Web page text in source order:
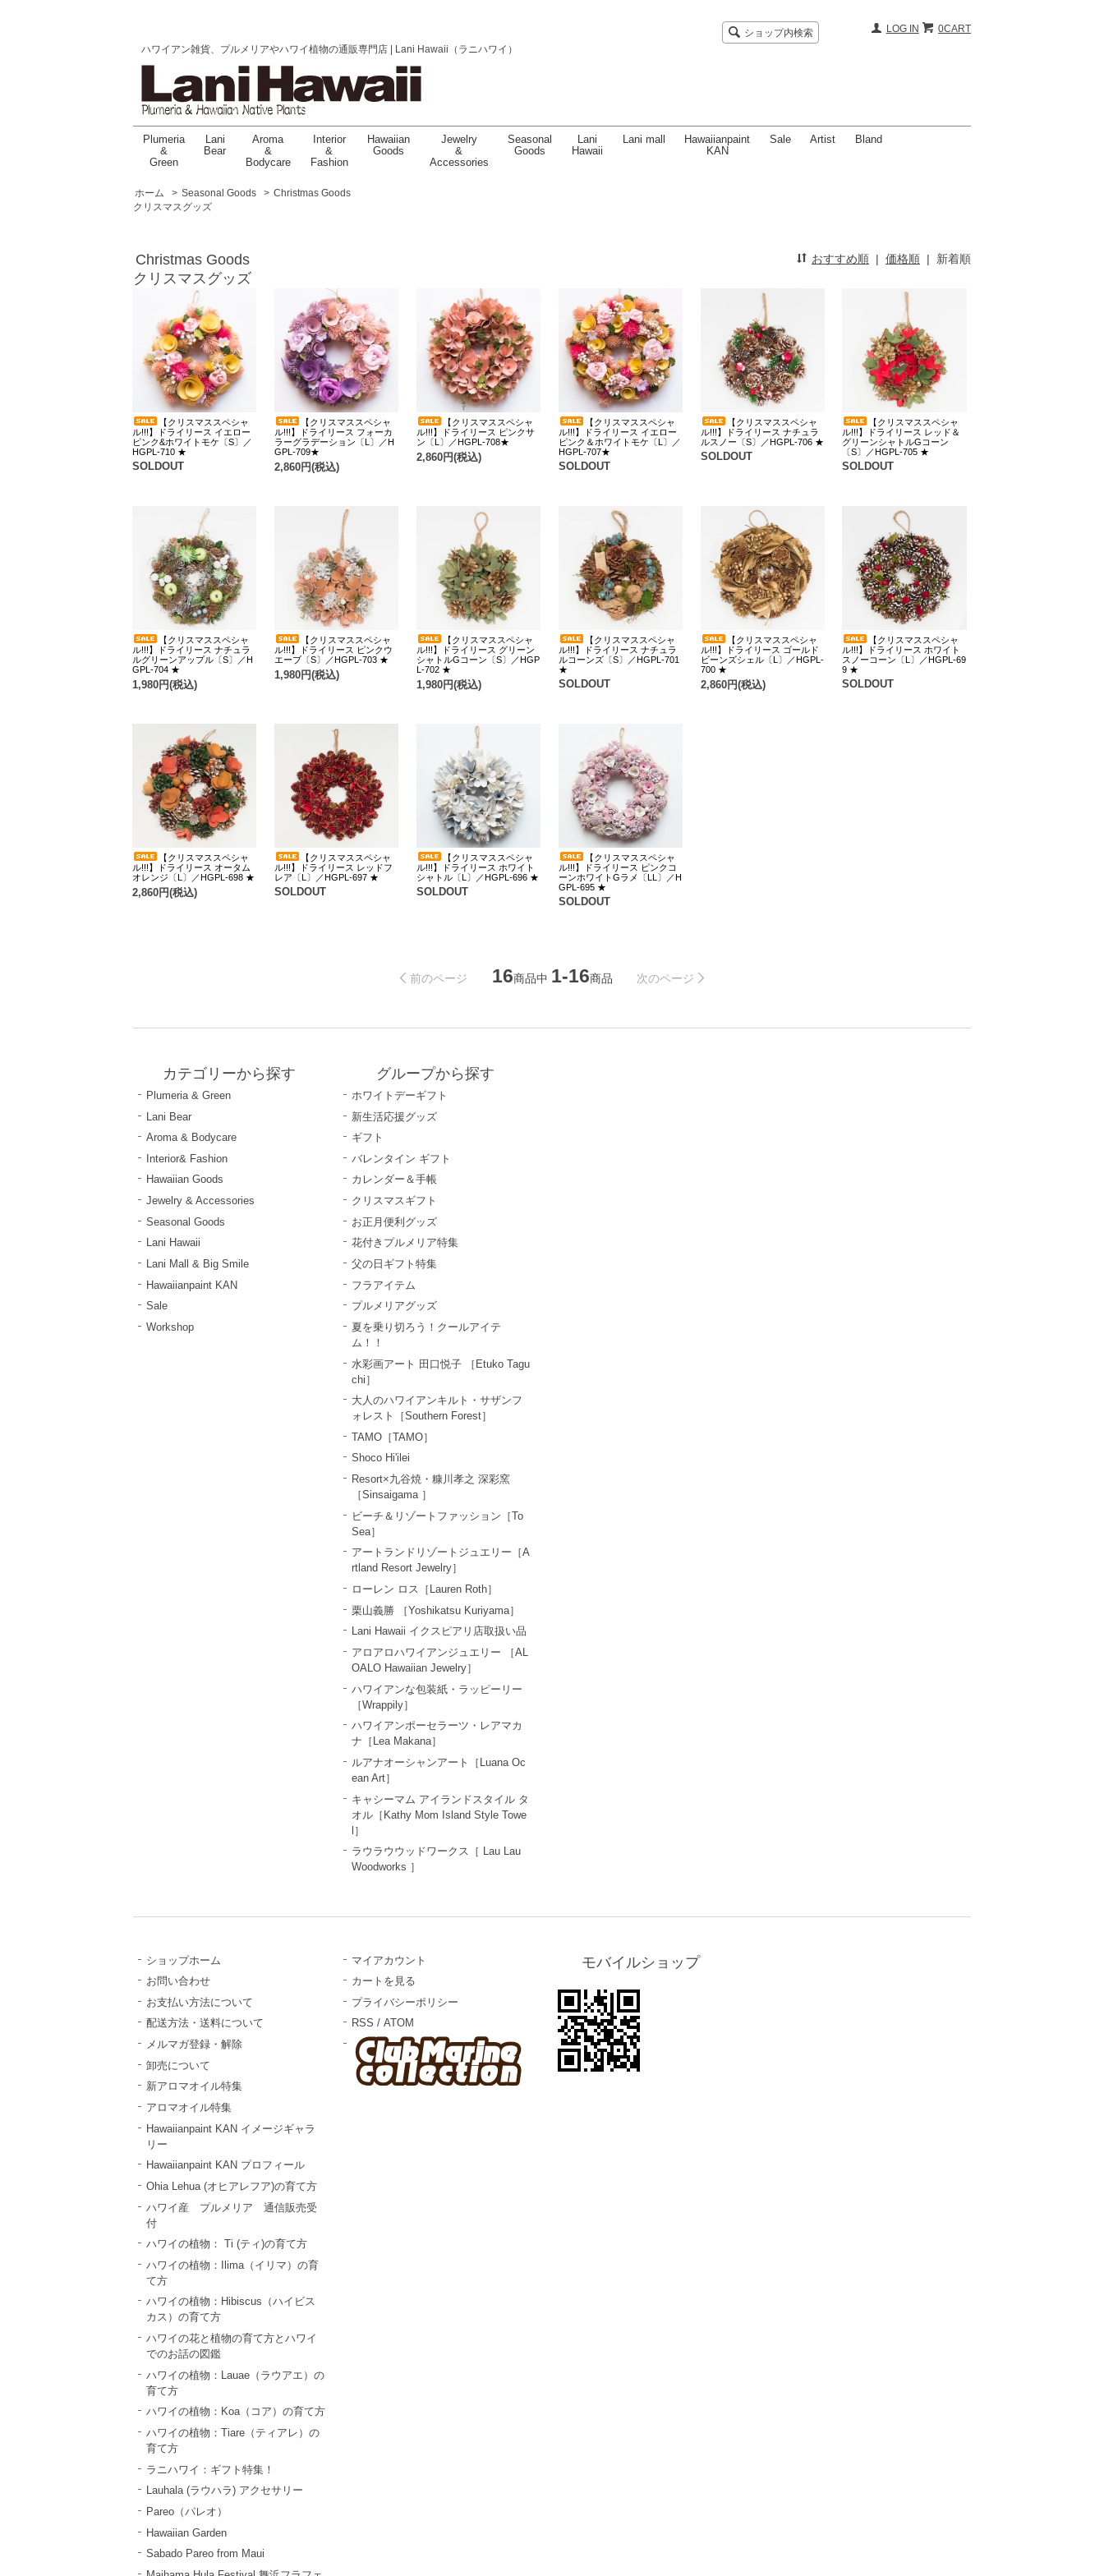
ハワイアン雑貨、プルメリアやハワイ植物の通販専門店 | Lani Hawaii（ラニハワイ）
ショップ内検索 0CART
LOG IN
Plumeria
&
Green
Lani
Bear
Aroma
&
Bodycare
Interior
&
Fashion
Hawaiian
Goods
Jewelry
&
Accessories
Seasonal
Goods
Lani
Hawaii
Lani mall
Hawaiianpaint
KAN
Sale Artist Bland
ホーム > Seasonal Goods > Christmas Goods
クリスマスグッズ
Christmas Goods
クリスマスグッズ
おすすめ順 | 価格順 | 新着順
【クリスマススペシャ
ル!!!】ドライリース イエロー
ピンク&ホワイトモケ〔S〕／
HGPL-710 ★
SOLDOUT
【クリスマススペシャ
ル!!!】ドライリース フォーカ
ラーグラデーション〔L〕／H
GPL-709★
2,860円(税込)
【クリスマススペシャ
ル!!!】ドライリース ピンクサ
ン〔L〕／HGPL-708★
2,860円(税込)
【クリスマススペシャ
ル!!!】ドライリース イエロー
ピンク＆ホワイトモケ〔L〕／
HGPL-707★
SOLDOUT
【クリスマススペシャ
ル!!!】ドライリース ナチュラ
ルスノー〔S〕／HGPL-706 ★
SOLDOUT
【クリスマススペシャ
ル!!!】ドライリース レッド＆
グリーンシャトルGコーン
〔S〕／HGPL-705 ★
SOLDOUT
【クリスマススペシャ
ル!!!】ドライリース ナチュラ
ルグリーンアップル〔S〕／H
GPL-704 ★
1,980円(税込)
【クリスマススペシャ
ル!!!】ドライリース ピンクウ
エーブ〔S〕／HGPL-703 ★
1,980円(税込)
【クリスマススペシャ
ル!!!】ドライリース グリーン
シャトルGコーン〔S〕／HGP
L-702 ★
1,980円(税込)
【クリスマススペシャ
ル!!!】ドライリース ナチュラ
ルコーンズ〔S〕／HGPL-701
★
SOLDOUT
【クリスマススペシャ
ル!!!】ドライリース ゴールド
ビーンズシェル〔L〕／HGPL-
700 ★
2,860円(税込)
【クリスマススペシャ
ル!!!】ドライリース ホワイト
スノーコーン〔L〕／HGPL-69
9 ★
SOLDOUT
【クリスマススペシャ
ル!!!】ドライリース オータム
オレンジ〔L〕／HGPL-698 ★
2,860円(税込)
【クリスマススペシャ
ル!!!】ドライリース レッドフ
レア〔L〕／HGPL-697 ★
SOLDOUT
【クリスマススペシャ
ル!!!】ドライリース ホワイト
シャトル〔L〕／HGPL-696 ★
SOLDOUT
【クリスマススペシャ
ル!!!】ドライリース ピンクコ
ーンホワイトGラメ〔LL〕／H
GPL-695 ★
SOLDOUT
前のページ 16商品中 1-16商品 次のページ
カテゴリーから探す
Plumeria & Green
Lani Bear
Aroma & Bodycare
Interior& Fashion
Hawaiian Goods
Jewelry & Accessories
Seasonal Goods
Lani Hawaii
Lani Mall & Big Smile
Hawaiianpaint KAN
Sale
Workshop
グループから探す
ホワイトデーギフト
新生活応援グッズ
ギフト
バレンタイン ギフト
カレンダー＆手帳
クリスマスギフト
お正月便利グッズ
花付きプルメリア特集
父の日ギフト特集
フラアイテム
プルメリアグッズ
夏を乗り切ろう！クールアイテ
ム！！
水彩画アート 田口悦子 ［Etuko Tagu
chi］
大人のハワイアンキルト・サザンフ
ォレスト［Southern Forest］
TAMO［TAMO］
Shoco Hi'ilei
Resort×九谷焼・糠川孝之 深彩窯
［Sinsaigama ］
ビーチ＆リゾートファッション［To
Sea］
アートランドリゾートジュエリー［A
rtland Resort Jewelry］
ローレン ロス［Lauren Roth］
栗山義勝 ［Yoshikatsu Kuriyama］
Lani Hawaii イクスピアリ店取扱い品
アロアロハワイアンジュエリー ［AL
OALO Hawaiian Jewelry］
ハワイアンな包装紙・ラッピーリー
［Wrappily］
ハワイアンポーセラーツ・レアマカ
ナ［Lea Makana］
ルアナオーシャンアート［Luana Oc
ean Art］
キャシーマム アイランドスタイル タ
オル［Kathy Mom Island Style Towe
l］
ラウラウウッドワークス［ Lau Lau
Woodworks ］
ショップホーム
お問い合わせ
お支払い方法について
配送方法・送料について
メルマガ登録・解除
卸売について
新アロマオイル特集
アロマオイル特集
Hawaiianpaint KAN イメージギャラ
リー
Hawaiianpaint KAN プロフィール
Ohia Lehua (オヒアレフア)の育て方
ハワイ産 プルメリア 通信販売受
付
ハワイの植物： Ti (ティ)の育て方
ハワイの植物：Ilima（イリマ）の育
て方
ハワイの植物：Hibiscus（ハイビス
カス）の育て方
ハワイの花と植物の育て方とハワイ
でのお話の図鑑
ハワイの植物：Lauae（ラウアエ）の
育て方
ハワイの植物：Koa（コア）の育て方
ハワイの植物：Tiare（ティアレ）の
育て方
ラニハワイ：ギフト特集！
Lauhala (ラウハラ) アクセサリー
Pareo（パレオ）
Hawaiian Garden
Sabado Pareo from Maui
マイアカウント
カートを見る
プライバシーポリシー
RSS /ATOM
モバイルショップ